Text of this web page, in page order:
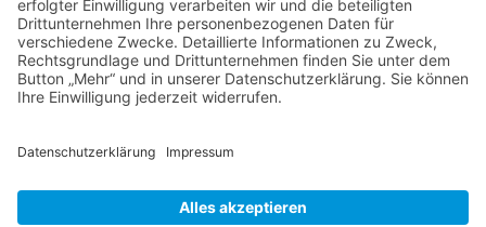
Liebe Leser! Ihr könnt euch per E-Mail
informieren lassen, wenn neue Artikel auf
Wurzerlsgarten erscheinen.Folgt dafür einfach
diesem Link und gebt dort eure E-Mailadresse
21. Dezember 2021